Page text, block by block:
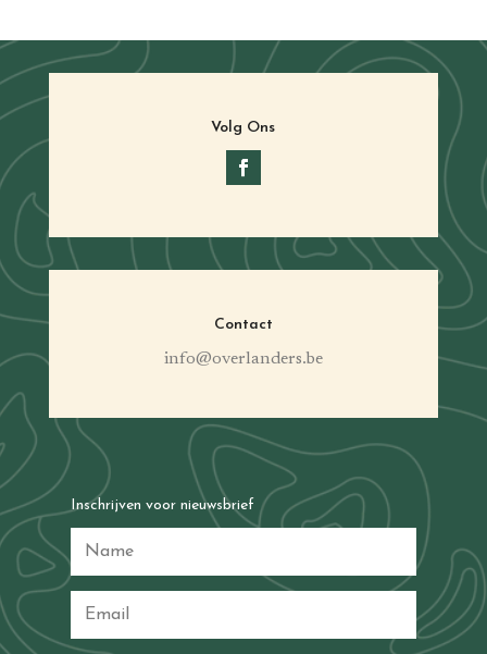
Volg Ons
Contact
info@overlanders.be
Inschrijven voor nieuwsbrief